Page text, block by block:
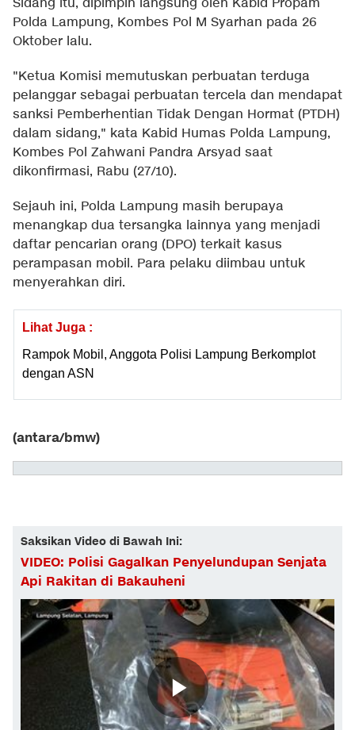
Polda Lampung, Kombes Pol M Syarhan pada 26
Oktober lalu.
"Ketua Komisi memutuskan perbuatan terduga
pelanggar sebagai perbuatan tercela dan mendapat
sanksi Pemberhentian Tidak Dengan Hormat (PTDH)
dalam sidang," kata Kabid Humas Polda Lampung,
Kombes Pol Zahwani Pandra Arsyad saat
dikonfirmasi, Rabu (27/10).
Sejauh ini, Polda Lampung masih berupaya
menangkap dua tersangka lainnya yang menjadi
daftar pencarian orang (DPO) terkait kasus
perampasan mobil. Para pelaku diimbau untuk
menyerahkan diri.
Lihat Juga :
Rampok Mobil, Anggota Polisi Lampung Berkomplot
dengan ASN
(antara/bmw)
Saksikan Video di Bawah Ini:
VIDEO: Polisi Gagalkan Penyelundupan Senjata
Api Rakitan di Bakauheni